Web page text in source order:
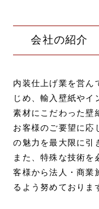
会社の紹介
内装仕上げ業を営ん
じめ、輸入壁紙やイ
素材にこだわった壁
お客様のご要望に応
の魅力を最大限に引
また、特殊な技術を
客様から法人・商業
るよう努めておりま